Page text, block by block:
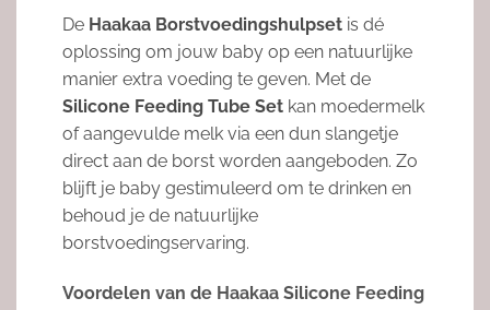
De Haakaa Borstvoedingshulpsetis dé
oplossing om jouw baby op een natuurlijke
manier extra voeding te geven. Met de
Silicone Feeding Tube Setkan moedermelk
of aangevulde melk via een dun slangetje
direct aan de borst worden aangeboden. Zo
blijft je baby gestimuleerd om te drinken en
behoud je de natuurlijke
borstvoedingservaring.
Voordelen van de Haakaa Silicone Feeding